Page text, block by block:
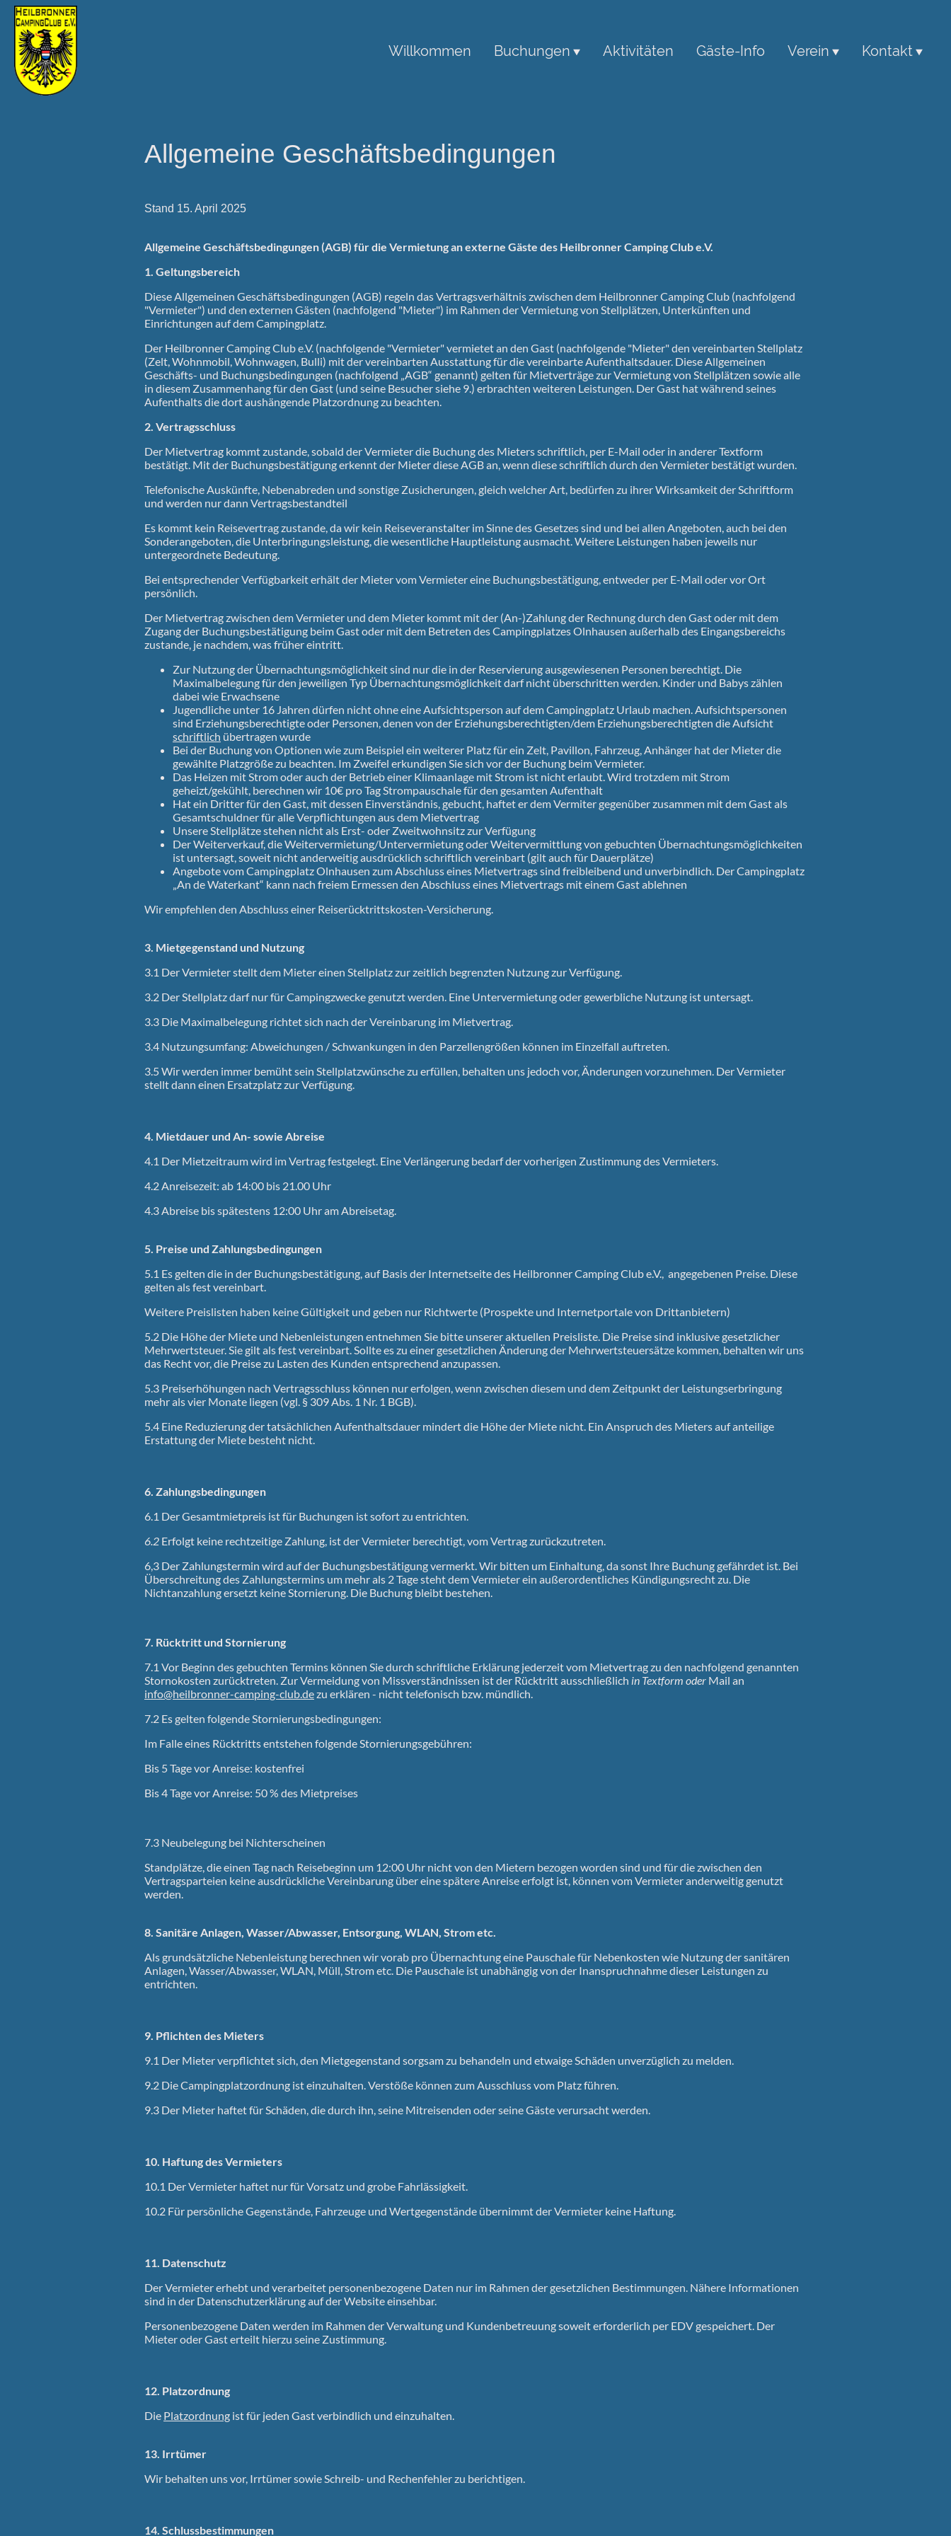
Willkommen Buchungen Aktivitäten Gäste-Info Verein Kontakt
Allgemeine Geschäftsbedingungen
Stand 15. April 2025
Allgemeine Geschäftsbedingungen (AGB) für die Vermietung an externe Gäste des Heilbronner Camping Club e.V.
1. Geltungsbereich
Diese Allgemeinen Geschäftsbedingungen (AGB) regeln das Vertragsverhältnis zwischen dem Heilbronner Camping Club (nachfolgend
"Vermieter") und den externen Gästen (nachfolgend "Mieter") im Rahmen der Vermietung von Stellplätzen, Unterkünften und
Einrichtungen auf dem Campingplatz.
Der Heilbronner Camping Club e.V. (nachfolgende "Vermieter" vermietet an den Gast (nachfolgende "Mieter" den vereinbarten Stellplatz
(Zelt, Wohnmobil, Wohnwagen, Bulli) mit der vereinbarten Ausstattung für die vereinbarte Aufenthaltsdauer. Diese Allgemeinen
Geschäfts- und Buchungsbedingungen (nachfolgend „AGB“ genannt) gelten für Mietverträge zur Vermietung von Stellplätzen sowie alle
in diesem Zusammenhang für den Gast (und seine Besucher siehe 9.) erbrachten weiteren Leistungen. Der Gast hat während seines
Aufenthalts die dort aushängende Platzordnung zu beachten.
2. Vertragsschluss
Der Mietvertrag kommt zustande, sobald der Vermieter die Buchung des Mieters schriftlich, per E-Mail oder in anderer Textform
bestätigt. Mit der Buchungsbestätigung erkennt der Mieter diese AGB an, wenn diese schriftlich durch den Vermieter bestätigt wurden.
Telefonische Auskünfte, Nebenabreden und sonstige Zusicherungen, gleich welcher Art, bedürfen zu ihrer Wirksamkeit der Schriftform
und werden nur dann Vertragsbestandteil
Es kommt kein Reisevertrag zustande, da wir kein Reiseveranstalter im Sinne des Gesetzes sind und bei allen Angeboten, auch bei den
Sonderangeboten, die Unterbringungsleistung, die wesentliche Hauptleistung ausmacht. Weitere Leistungen haben jeweils nur
untergeordnete Bedeutung.
Bei entsprechender Verfügbarkeit erhält der Mieter vom Vermieter eine Buchungsbestätigung, entweder per E-Mail oder vor Ort
persönlich.
Der Mietvertrag zwischen dem Vermieter und dem Mieter kommt mit der (An-)Zahlung der Rechnung durch den Gast oder mit dem
Zugang der Buchungsbestätigung beim Gast oder mit dem Betreten des Campingplatzes Olnhausen außerhalb des Eingangsbereichs
zustande, je nachdem, was früher eintritt.
Zur Nutzung der Übernachtungsmöglichkeit sind nur die in der Reservierung ausgewiesenen Personen berechtigt. Die
Maximalbelegung für den jeweiligen Typ Übernachtungsmöglichkeit darf nicht überschritten werden. Kinder und Babys zählen
dabei wie Erwachsene
Jugendliche unter 16 Jahren dürfen nicht ohne eine Aufsichtsperson auf dem Campingplatz Urlaub machen. Aufsichtspersonen
sind Erziehungsberechtigte oder Personen, denen von der Erziehungsberechtigten/dem Erziehungsberechtigten die Aufsicht
schriftlich übertragen wurde
Bei der Buchung von Optionen wie zum Beispiel ein weiterer Platz für ein Zelt, Pavillon, Fahrzeug, Anhänger hat der Mieter die
gewählte Platzgröße zu beachten. Im Zweifel erkundigen Sie sich vor der Buchung beim Vermieter.
Das Heizen mit Strom oder auch der Betrieb einer Klimaanlage mit Strom ist nicht erlaubt. Wird trotzdem mit Strom
geheizt/gekühlt, berechnen wir 10€ pro Tag Strompauschale für den gesamten Aufenthalt
Hat ein Dritter für den Gast, mit dessen Einverständnis, gebucht, haftet er dem Vermiter gegenüber zusammen mit dem Gast als
Gesamtschuldner für alle Verpflichtungen aus dem Mietvertrag
Unsere Stellplätze stehen nicht als Erst- oder Zweitwohnsitz zur Verfügung
Der Weiterverkauf, die Weitervermietung/Untervermietung oder Weitervermittlung von gebuchten Übernachtungsmöglichkeiten
ist untersagt, soweit nicht anderweitig ausdrücklich schriftlich vereinbart (gilt auch für Dauerplätze)
Angebote vom Campingplatz Olnhausen zum Abschluss eines Mietvertrags sind freibleibend und unverbindlich. Der Campingplatz
„An de Waterkant“ kann nach freiem Ermessen den Abschluss eines Mietvertrags mit einem Gast ablehnen
Wir empfehlen den Abschluss einer Reiserücktrittskosten-Versicherung.
3. Mietgegenstand und Nutzung
3.1 Der Vermieter stellt dem Mieter einen Stellplatz zur zeitlich begrenzten Nutzung zur Verfügung.
3.2 Der Stellplatz darf nur für Campingzwecke genutzt werden. Eine Untervermietung oder gewerbliche Nutzung ist untersagt.
3.3 Die Maximalbelegung richtet sich nach der Vereinbarung im Mietvertrag.
3.4 Nutzungsumfang: Abweichungen / Schwankungen in den Parzellengrößen können im Einzelfall auftreten.
3.5Wir werden immer bemüht sein Stellplatzwünsche zu erfüllen, behalten uns jedoch vor, Änderungen vorzunehmen. Der Vermieter
stellt dann einen Ersatzplatz zur Verfügung.
4. Mietdauer und An- sowie Abreise
4.1 Der Mietzeitraum wird im Vertrag festgelegt. Eine Verlängerung bedarf der vorherigen Zustimmung des Vermieters.
4.2 Anreisezeit: ab 14:00 bis 21.00 Uhr
4.3 Abreise bis spätestens 12:00 Uhr am Abreisetag.
5. Preise und Zahlungsbedingungen
5.1 Es gelten die in der Buchungsbestätigung, auf Basis der Internetseite des Heilbronner Camping Club e.V., angegebenen Preise. Diese
gelten als fest vereinbart.
Weitere Preislisten haben keine Gültigkeit und geben nur Richtwerte (Prospekte und Internetportale von Drittanbietern)
5.2 Die Höhe der Miete und Nebenleistungen entnehmen Sie bitte unserer aktuellen Preisliste. Die Preise sind inklusive gesetzlicher
Mehrwertsteuer. Sie gilt als fest vereinbart. Sollte es zu einer gesetzlichen Änderung der Mehrwertsteuersätze kommen, behalten wir uns
das Recht vor, die Preise zu Lasten des Kunden entsprechend anzupassen.
5.3 Preiserhöhungen nach Vertragsschluss können nur erfolgen, wenn zwischen diesem und dem Zeitpunkt der Leistungserbringung
mehr als vier Monate liegen (vgl. § 309 Abs. 1 Nr. 1 BGB).
5.4 Eine Reduzierung der tatsächlichen Aufenthaltsdauer mindert die Höhe der Miete nicht. Ein Anspruch des Mieters auf anteilige
Erstattung der Miete besteht nicht.
6. Zahlungsbedingungen
6.1 Der Gesamtmietpreis ist für Buchungen ist sofort zu entrichten.
6.2 Erfolgt keine rechtzeitige Zahlung, ist der Vermieter berechtigt, vom Vertrag zurückzutreten.
6,3 Der Zahlungstermin wird auf der Buchungsbestätigung vermerkt. Wir bitten um Einhaltung, da sonst Ihre Buchung gefährdet ist. Bei
Überschreitung des Zahlungstermins um mehr als 2 Tage steht dem Vermieter ein außerordentliches Kündigungsrecht zu. Die
Nichtanzahlung ersetzt keine Stornierung. Die Buchung bleibt bestehen.
7. Rücktritt und Stornierung
7.1 Vor Beginn des gebuchten Termins können Sie durch schriftliche Erklärung jederzeit vom Mietvertrag zu den nachfolgend genannten
Stornokosten zurücktreten. Zur Vermeidung von Missverständnissen ist der Rücktritt ausschließlich in Textform oder Mail an
info@heilbronner-camping-club.dezu erklären - nicht telefonisch bzw. mündlich.
7.2 Es gelten folgende Stornierungsbedingungen:
Im Falle eines Rücktritts entstehen folgende Stornierungsgebühren:
Bis 5 Tage vor Anreise: kostenfrei
Bis 4 Tage vor Anreise: 50 % des Mietpreises
7.3 Neubelegung bei Nichterscheinen
Standplätze, die einen Tag nach Reisebeginn um 12:00 Uhr nicht von den Mietern bezogen worden sind und für die zwischen den
Vertragsparteien keine ausdrückliche Vereinbarung über eine spätere Anreise erfolgt ist, können vom Vermieter anderweitig genutzt
werden.
8. Sanitäre Anlagen, Wasser/Abwasser, Entsorgung, WLAN, Strom etc.
Als grundsätzliche Nebenleistung berechnen wir vorab pro Übernachtung eine Pauschale für Nebenkosten wie Nutzung der sanitären
Anlagen, Wasser/Abwasser, WLAN, Müll, Strom etc. Die Pauschale ist unabhängig von der Inanspruchnahme dieser Leistungen zu
entrichten.
9. Pflichten des Mieters
9.1 Der Mieter verpflichtet sich, den Mietgegenstand sorgsam zu behandeln und etwaige Schäden unverzüglich zu melden.
9.2 Die Campingplatzordnung ist einzuhalten. Verstöße können zum Ausschluss vom Platz führen.
9.3 Der Mieter haftet für Schäden, die durch ihn, seine Mitreisenden oder seine Gäste verursacht werden.
10. Haftung des Vermieters
10.1 Der Vermieter haftet nur für Vorsatz und grobe Fahrlässigkeit.
10.2 Für persönliche Gegenstände, Fahrzeuge und Wertgegenstände übernimmt der Vermieter keine Haftung.
11. Datenschutz
Der Vermieter erhebt und verarbeitet personenbezogene Daten nur im Rahmen der gesetzlichen Bestimmungen. Nähere Informationen
sind in der Datenschutzerklärung auf der Website einsehbar.
Personenbezogene Daten werden im Rahmen der Verwaltung und Kundenbetreuung soweit erforderlich per EDV gespeichert. Der
Mieter oder Gast erteilt hierzu seine Zustimmung.
12. Platzordnung
Die Platzordnung ist für jeden Gast verbindlich und einzuhalten.
13. Irrtümer
Wir behalten uns vor, Irrtümer sowie Schreib- und Rechenfehler zu berichtigen.
14. Schlussbestimmungen